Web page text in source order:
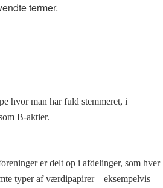
termer.
hvor man har fuld stemmeret, i
B-aktier.
er delt op i afdelinger, som hver
typer af værdipapirer – eksempelvis